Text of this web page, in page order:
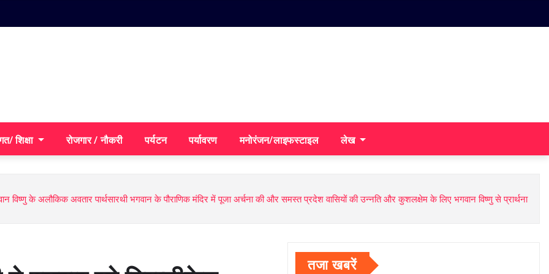
शिक्षा रोजगार / नौकरी पर्यटन पर्यावरण मनोरंजन/लाइफस्टाइल लेख
विष्णु के अलौकिक अवतार पार्थसारथी भगवान के पौराणिक मंदिर में पूजा अर्चना की और समस्त प्रदेश वासियों की उन्नति और कुशलक्षेम के लिए भगवान विष्णु से प्रार्थना
तजा खबरें